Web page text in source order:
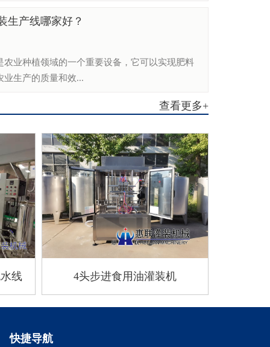
生产线哪家好？
业种植领域的一个重要设备，它可以实现肥料
业生产的质量和效...
查看更多+
线 4头步进食用油灌装机
快捷导航